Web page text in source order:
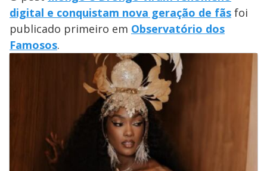
digital e conquistam nova geração de fãs foi
publicado primeiro em Observatório dos
Famosos.